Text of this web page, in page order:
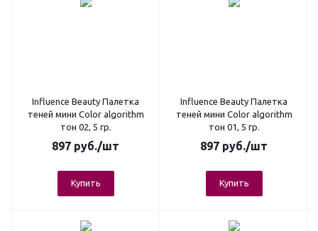
Influence Beauty Палетка
теней мини Color algorithm
тон 02, 5 гр.
897 руб./шт
Купить
Influence Beauty Палетка
теней мини Color algorithm
тон 01, 5 гр.
897 руб./шт
Купить